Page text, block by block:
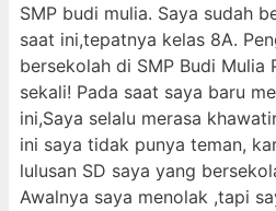
SMP budi mulia. Saya sudah
saat ini,tepatnya kelas 8A.
bersekolah di SMP Budi Mulia
sekali! Pada saat saya baru
ini,Saya selalu merasa
ini saya tidak punya teman,
lulusan SD saya yang
Awalnya saya menolak ,tapi